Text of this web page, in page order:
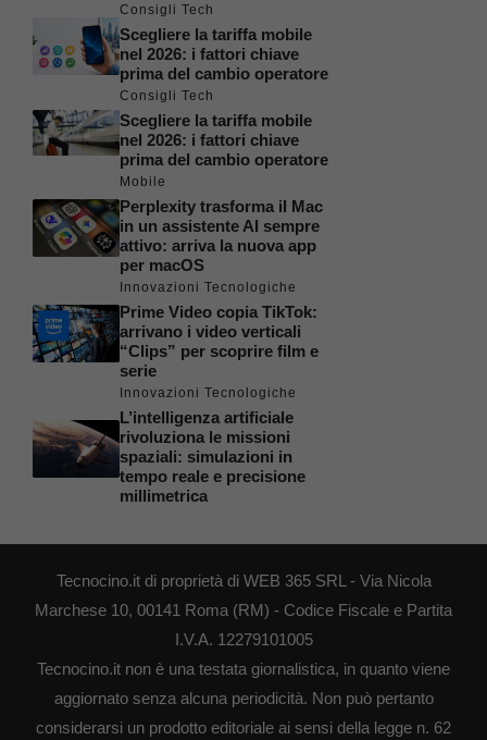
Consigli Tech
Scegliere la tariffa mobile
nel 2026: i fattori chiave
prima del cambio operatore
Consigli Tech
Scegliere la tariffa mobile
nel 2026: i fattori chiave
prima del cambio operatore
Mobile
Perplexity trasforma il Mac
in un assistente AI sempre
attivo: arriva la nuova app
per macOS
Innovazioni Tecnologiche
Prime Video copia TikTok:
arrivano i video verticali
“Clips” per scoprire film e
serie
Innovazioni Tecnologiche
L’intelligenza artificiale
rivoluziona le missioni
spaziali: simulazioni in
tempo reale e precisione
millimetrica
Tecnocino.it di proprietà di WEB 365 SRL - Via Nicola
Marchese 10, 00141 Roma (RM) - Codice Fiscale e Partita
I.V.A. 12279101005
Tecnocino.it non è una testata giornalistica, in quanto viene
aggiornato senza alcuna periodicità. Non può pertanto
considerarsi un prodotto editoriale ai sensi della legge n. 62